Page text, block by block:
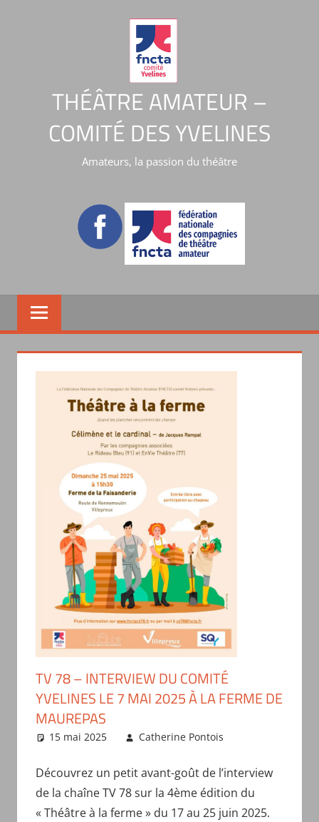
THÉÂTRE AMATEUR –
COMITÉ DES YVELINES
Amateurs, la passion du théâtre
TV 78 – INTERVIEW DU COMITÉ
YVELINES LE 7 MAI 2025 À LA FERME DE
MAUREPAS
15 mai 2025 Catherine Pontois
Découvrez un petit avant-goût de l’interview
de la chaîne TV 78 sur la 4ème édition du
« Théâtre à la ferme » du 17 au 25 juin 2025.